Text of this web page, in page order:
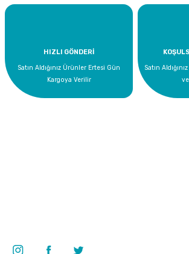
SPP Superpool SuperchlorLQ Sıvı Klor 25 KG Havuz
HIZLI GÖNDERİ
Satın Aldığınız Ürünler Ertesi Gün
Kargoya Verilir
Satın